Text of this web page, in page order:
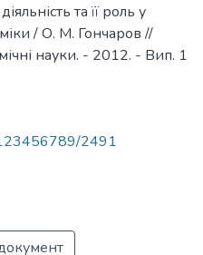
та її роль у
/ О. М. Гончаров //
науки. - 2012. - Вип. 1
2491